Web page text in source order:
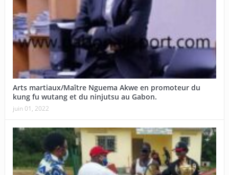
Arts martiaux/Maître Nguema Akwe en promoteur du
kung fu wutang et du ninjutsu au Gabon.
juin 01, 2022